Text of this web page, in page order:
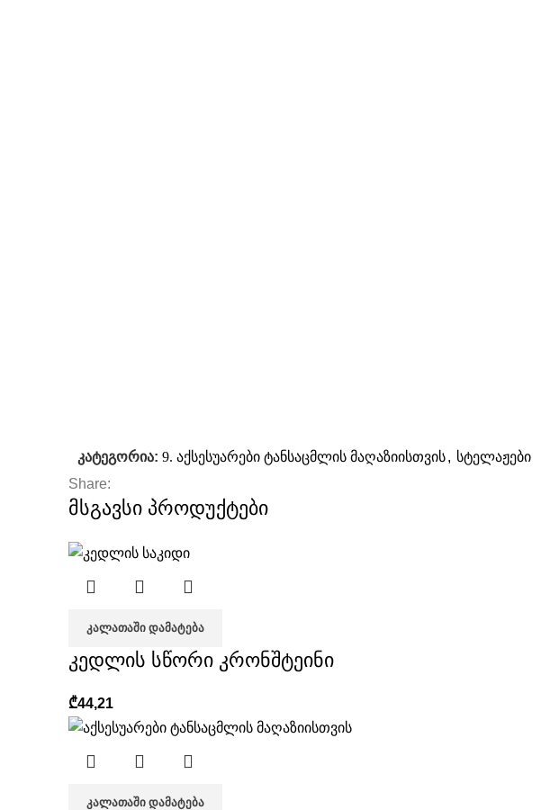
კატეგორია: 9. აქსესუარები ტანსაცმლის მაღაზიისთვის, სტელაჟები
Share:
მსგავსი პროდუქტები
ᲙᲐᲚᲐᲗᲐᲨᲘ ᲓᲐᲛᲐᲢᲔᲑᲐ
კედლის სწორი კრონშტეინი
₾44,21
ᲙᲐᲚᲐᲗᲐᲨᲘ ᲓᲐᲛᲐᲢᲔᲑᲐ